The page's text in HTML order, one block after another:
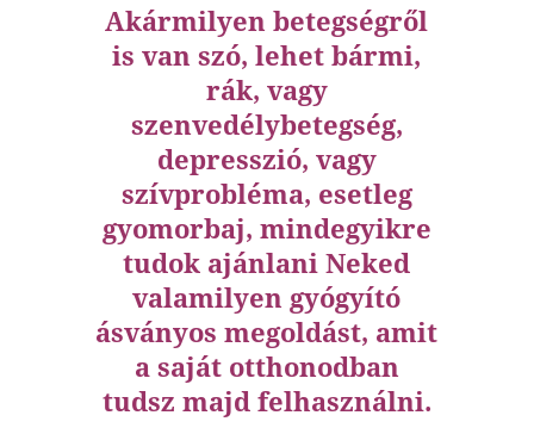
Akármilyen betegségről
is van szó, lehet bármi,
rák, vagy
szenvedélybetegség,
depresszió, vagy
szívprobléma, esetleg
gyomorbaj, mindegyikre
tudok ajánlani Neked
valamilyen gyógyító
ásványos megoldást, amit
a saját otthonodban
tudsz majd felhasználni.